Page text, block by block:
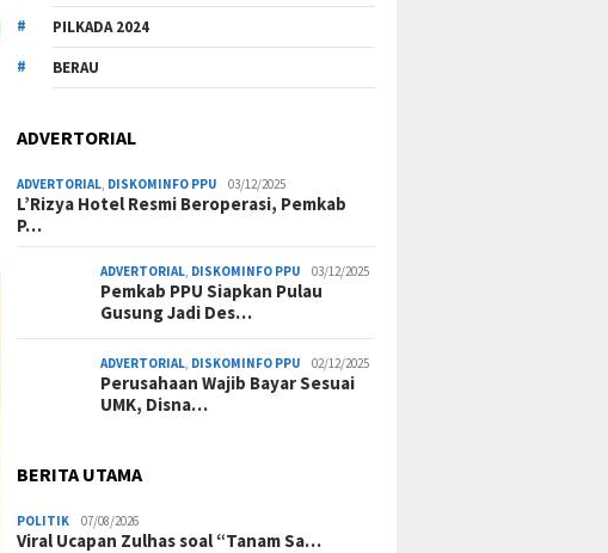
PILKADA 2024
BERAU
ADVERTORIAL
ADVERTORIAL, DISKOMINFO PPU 03/12/2025
L’Rizya Hotel Resmi Beroperasi, Pemkab
P…
ADVERTORIAL, DISKOMINFO PPU 03/12/2025
Pemkab PPU Siapkan Pulau
Gusung Jadi Des…
ADVERTORIAL, DISKOMINFO PPU 02/12/2025
Perusahaan Wajib Bayar Sesuai
UMK, Disna…
BERITA UTAMA
POLITIK 07/08/2026
Viral Ucapan Zulhas soal “Tanam Sa…